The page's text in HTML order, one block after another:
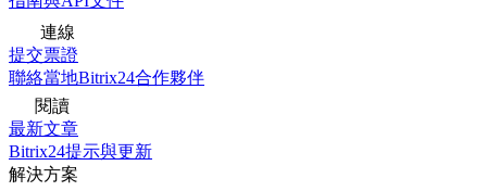
連線
提交票證
聯絡當地Bitrix24合作夥伴
閱讀
最新文章
Bitrix24提示與更新
解決方案